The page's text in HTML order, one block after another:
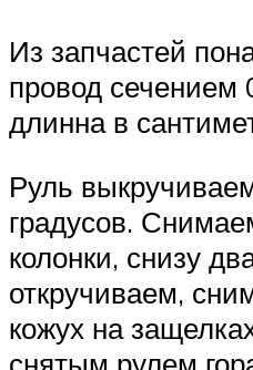
Из запчастей
провод сечением
длинна в
Руль
градусов.
колонки, снизу
откручиваем,
кожух на
снятым рулем